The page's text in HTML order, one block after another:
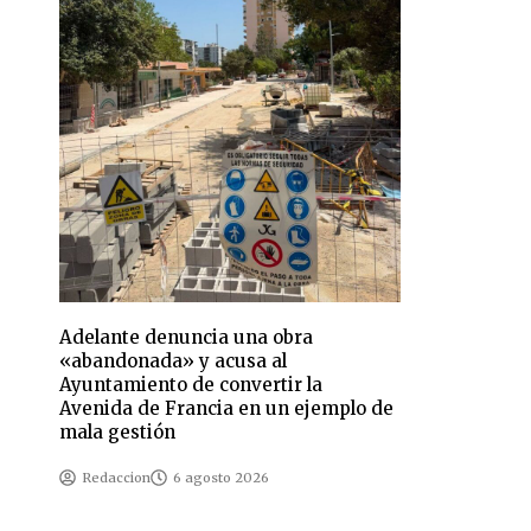
Adelante denuncia una obra
«abandonada» y acusa al
Ayuntamiento de convertir la
Avenida de Francia en un ejemplo de
mala gestión
Redaccion 6 agosto 2026